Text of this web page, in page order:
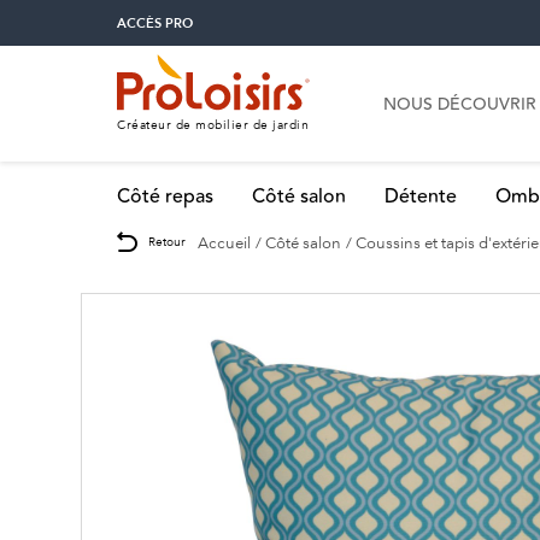
ACCÈS PRO
Créateur de mobilier de jardin
NOUS DÉCOUVRIR
Côté repas Côté salon Détente
Retour Accueil Côté salon Coussins et tapis